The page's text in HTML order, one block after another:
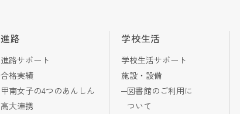
進路
進路サポート
合格実績
甲南女子の4つのあんしん
高大連携
学校生活
学校生活サポート
施設・設備
図書館のご利用に
ついて